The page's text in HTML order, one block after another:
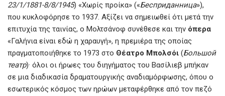
23/1/1881-8/8/1945) «Χωρίς προίκα» («Бесприданница»),
που κυκλοφόρησε το 1937. Αξίζει να σημειωθεί ότι μετά την
επιτυχία της ταινίας, ο Μολτσάνοφ συνέθεσε και την όπερα
«Γαλήνια είναι εδώ η χαραυγή», η πρεμιέρα της οποίας
πραγματοποιήθηκε το 1973 στο Θέατρο Μπολσόι (Большой
театр)· όλοι οι ήρωες του διηγήματος του Βασίλιεβ μπήκαν
σε μια διαδικασία δραματουργικής αναδιαμόρφωσης, όπου ο
εσωτερικός κόσμος των ηρώων μεταφέρθηκε από τον πεζό